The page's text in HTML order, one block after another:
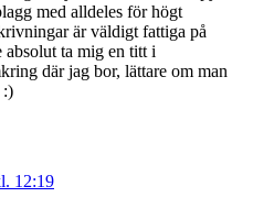
med alldeles för högt
är väldigt fattiga på
ta mig en titt i
där jag bor, lättare om man
:)
12:19